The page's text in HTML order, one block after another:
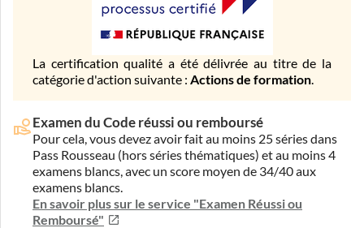
La certification qualité a été délivrée au titre de la
catégorie d'action suivante : Actions de formation.
Examen du Code réussi ou remboursé
Pour cela, vous devez avoir fait au moins 25 séries dans
Pass Rousseau (hors séries thématiques) et au moins 4
examens blancs, avec un score moyen de 34/40 aux
examens blancs.
En savoir plus sur le service "Examen Réussi ou
Remboursé"